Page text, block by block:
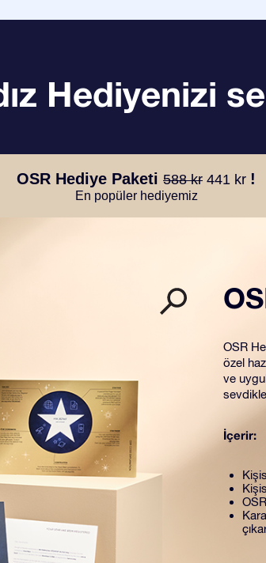
Hediyenizi
OSR Hediye Paketi 588 kr 441 kr !
En popüler hediyemiz
OSR
özel
ve
İçerir: